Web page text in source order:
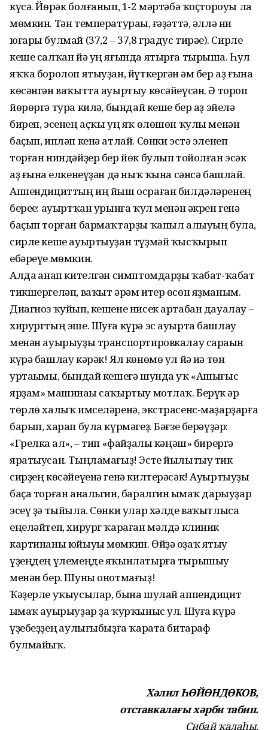
күсә. Йөрәк болғанып, 1-2 мәртәбә ҡоҫтороуы ла
мөмкин. Тән температураһы, ғәҙәттә, әллә ни
юғары булмай (37,2 – 37,8 градус тирәһе). Сирле
кеше салҡан йә уң яғында ятырға тырыша. Һул
яҡҡа боролоп ятыуҙан, йүткергән һәм бер аҙ ғына
көсәнгән ваҡытта ауыртыу көсәйеүсән. Ә тороп
йөрөргә тура килһә, бындай кеше бер аҙ эйелә
биреп, эсенең аҫҡы уң яҡ өлөшөн ҡулы менән
баҫып, ипләп кенә атлай. Сөнки эстә эленеп
торған ниндәйҙер бер йөк булып тойолған эсәк
аҙ ғына һелкенеүҙән дә ныҡ ҡына сәнсә башлай.
Аппендициттың иң йыш осраған билдәләренең
береһе: ауыртҡан урынға ҡул менән әкрен генә
баҫып торған бармаҡтарҙы ҡапыл алыуың була,
сирле кеше ауыртыуҙан түҙмәй ҡысҡырып
ебәреүе мөмкин.
Алда һанап кителгән симптомдарҙы ҡабат-ҡабат
тикшергеләп, ваҡыт әрәм итер өсөн яҙманым.
Диагноз ҡуйып, кешене нисек артабан дауалау –
хирургтың эше. Шуға күрә эс ауырта башлау
менән ауырыуҙы транспортировкалау сараһын
күрә башлау кәрәк! Ял көнөмө ул йә иһә төн
уртаһымы, бындай кешегә шунда уҡ «Ашығыс
ярҙам» машинаһы саҡыртыу мотлаҡ. Берүк һәр
төрлө халыҡ имселәренә, экстрасенс-маҙарҙарға
барып, харап була күрмәгеҙ. Бәғзе берәүҙәр:
«Грелка һал», – тип «фай­ҙалы кәңәш» бирергә
яратыусан. Тыңламағыҙ! Эсте йылытыу тик
сирҙең көсәйеүенә генә килтерәсәк! Ауыртыуҙы
баҫа торған анальгин, баралгин һымаҡ дарыуҙар
эсеү ҙә тыйыла. Сөнки улар хәлде ваҡытлыса
еңеләйтеп, хирург ҡараған мәлдә клиник
картинаны юйыуы мөмкин. Өйҙә оҙаҡ ятыу
үҙеңдең үлемеңде яҡынлатырға тырышыу
менән бер. Шуны онотмағыҙ!
Ҡәҙерле уҡыусылар, бына шулай аппендицит
һымаҡ ауырыу­ҙар ҙа ҡурҡыныс ул. Шуға күрә
үҙебеҙҙең һаулығыбыҙға ҡарата битараф
булмайыҡ.
Хәлил ҺӨЙӨНДӨКОВ,
отставкалағы хәрби табип.
Сибай ҡалаһы.